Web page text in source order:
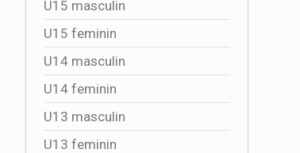
U15 masculin
U15 feminin
U14 masculin
U14 feminin
U13 masculin
U13 feminin